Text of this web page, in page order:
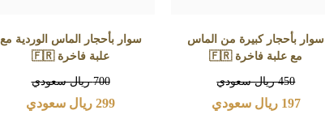
سوار بأحجار كبيرة من الماس
مع علبة فاخرة 🇫🇷
450ريال سعودي
197 ريال سعودي
سوار بأحجار الماس الوردية مع
علبة فاخرة 🇫🇷
700ريال سعودي
299ريال سعودي